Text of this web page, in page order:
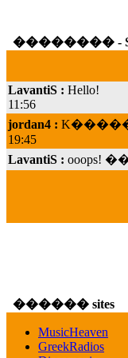
�������� -
11:56
jordan4 :
19:45
LavantiS :
���; ����
veronica :E����
16:39
veronica :[URL]
������ sites
MusicHeaven
GreekRadios